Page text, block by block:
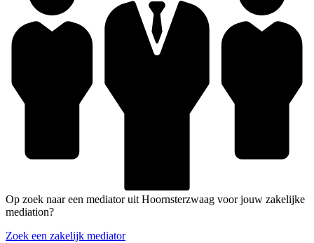
Op zoek naar een mediator uit Hoornsterzwaag voor jouw zakelijke
mediation?
Zoek een zakelijk mediator